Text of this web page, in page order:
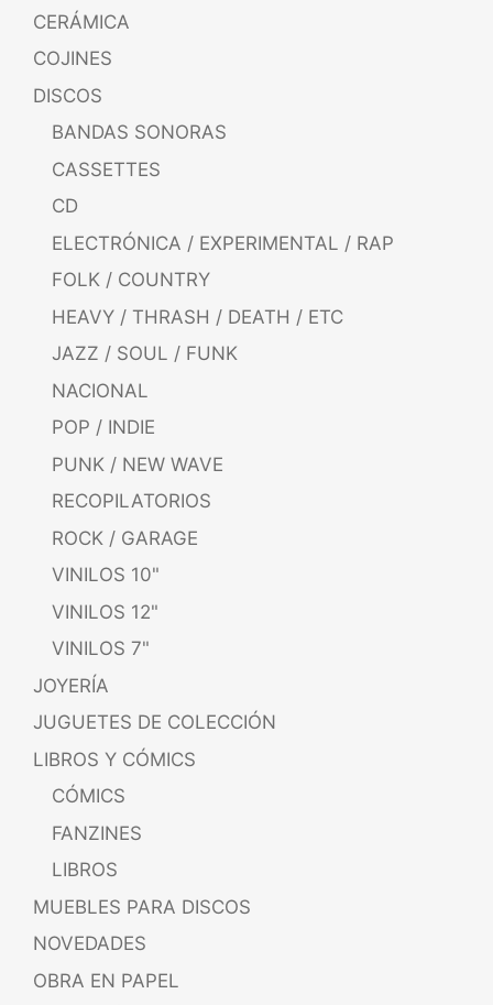
CERÁMICA
COJINES
DISCOS
BANDAS SONORAS
CASSETTES
CD
ELECTRÓNICA / EXPERIMENTAL / RAP
FOLK / COUNTRY
HEAVY / THRASH / DEATH / ETC
JAZZ / SOUL / FUNK
NACIONAL
POP / INDIE
PUNK / NEW WAVE
RECOPILATORIOS
ROCK / GARAGE
VINILOS 10"
VINILOS 12"
VINILOS 7"
JOYERÍA
JUGUETES DE COLECCIÓN
LIBROS Y CÓMICS
CÓMICS
FANZINES
LIBROS
MUEBLES PARA DISCOS
NOVEDADES
OBRA EN PAPEL